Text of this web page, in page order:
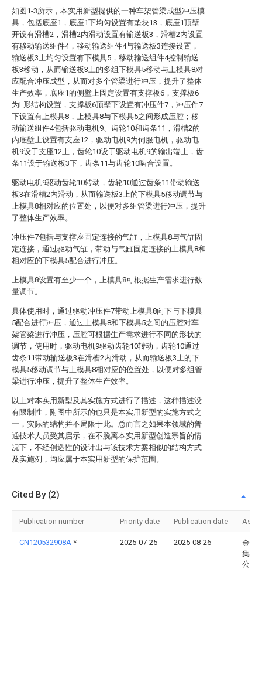
如图1-3所示，本实用新型提供的一种车架管梁成型冲压模
具，包括底座1，底座1下均匀设置有垫块13，底座1顶壁
开设有滑槽2，滑槽2内滑动设置有输送板3，滑槽2内设置
有移动输送组件4，移动输送组件4与输送板3连接设置，
输送板3上均匀设置有下模具5，移动输送组件4控制输送
板3移动，从而输送板3上的多组下模具5移动与上模具8对
应配合冲压成型，从而对多个管梁进行冲压，提升了整体
生产效率，底座1的侧壁上固定设置有支撑板6，支撑板6
为L形结构设置，支撑板6顶壁下设置有冲压件7，冲压件7
下设置有上模具8，上模具8与下模具5之间形成压腔；移
动输送组件4包括驱动电机9、齿轮10和齿条11，滑槽2的
内底壁上设置有支座12，驱动电机9为伺服电机，驱动电
机9设于支座12上，齿轮10设于驱动电机9的输出端上，齿
条11设于输送板3下，齿条11与齿轮10啮合设置。
驱动电机9驱动齿轮10转动，齿轮10通过齿条11带动输送
板3在滑槽2内滑动，从而输送板3上的下模具5移动调节与
上模具8相对应的位置处，以便对多组管梁进行冲压，提升
了整体生产效率。
冲压件7包括与支撑座固定连接的气缸，上模具8与气缸固
定连接，通过驱动气缸，带动与气缸固定连接的上模具8和
相对应的下模具5配合进行冲压。
上模具8设置有至少一个，上模具8可根据生产需求进行数
量调节。
具体使用时，通过驱动冲压件7带动上模具8向下与下模具
5配合进行冲压，通过上模具8和下模具5之间的压腔对车
架管梁进行冲压，压腔可根据生产需求进行不同的形状的
调节，使用时，驱动电机9驱动齿轮10转动，齿轮10通过
齿条11带动输送板3在滑槽2内滑动，从而输送板3上的下
模具5移动调节与上模具8相对应的位置处，以便对多组管
梁进行冲压，提升了整体生产效率。
以上对本实用新型及其实施方式进行了描述，这种描述没
有限制性，附图中所示的也只是本实用新型的实施方式之
一，实际的结构并不局限于此。总而言之如果本领域的普
通技术人员受其启示，在不脱离本实用新型创造宗旨的情
况下，不经创造性的设计出与该技术方案相似的结构方式
及实施例，均应属于本实用新型的保护范围。
Cited By (2)
Publication number Priority date Publication date
CN120532908A * 2025-07-25 2025-08-26
金言
集团
公司